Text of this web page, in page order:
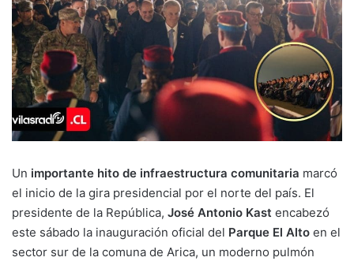
Un importante hito de infraestructura comunitaria marcó
el inicio de la gira presidencial por el norte del país. El
presidente de la República, José Antonio Kast encabezó
este sábado la inauguración oficial del Parque El Alto en el
sector sur de la comuna de Arica, un moderno pulmón